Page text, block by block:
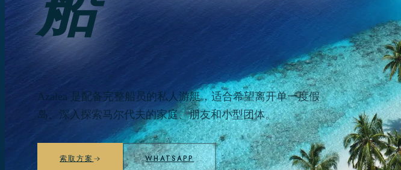
Azalea 是配备完整船员的私人游艇，适合希望离开单一度假
岛、深入探索马尔代夫的家庭、朋友和小型团体。
索取方案 WHATSAPP